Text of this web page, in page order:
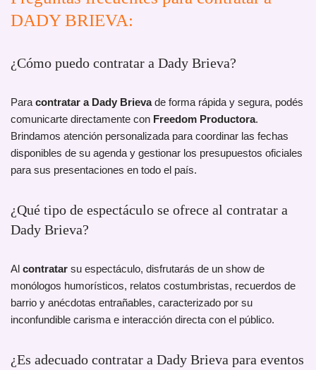
DADY BRIEVA:
¿Cómo puedo contratar a Dady Brieva?
Para contratar a Dady Brievade forma rápida y segura, podés
comunicarte directamente con Freedom Productora.
Brindamos atención personalizada para coordinar las fechas
disponibles de su agenda y gestionar los presupuestos oficiales
para sus presentaciones en todo el país.
¿Qué tipo de espectáculo se ofrece al contratar a
Dady Brieva?
Al contratar su espectáculo, disfrutarás de un show de
monólogos humorísticos, relatos costumbristas, recuerdos de
barrio y anécdotas entrañables, caracterizado por su
inconfundible carisma e interacción directa con el público.
¿Es adecuado contratar a Dady Brieva para eventos